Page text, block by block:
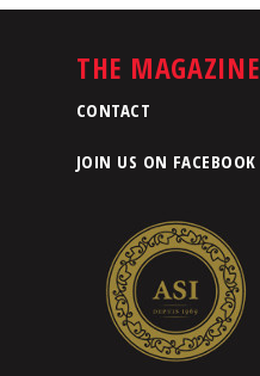
THE MAGAZINE
CONTACT
JOIN US ON FACEBOOK